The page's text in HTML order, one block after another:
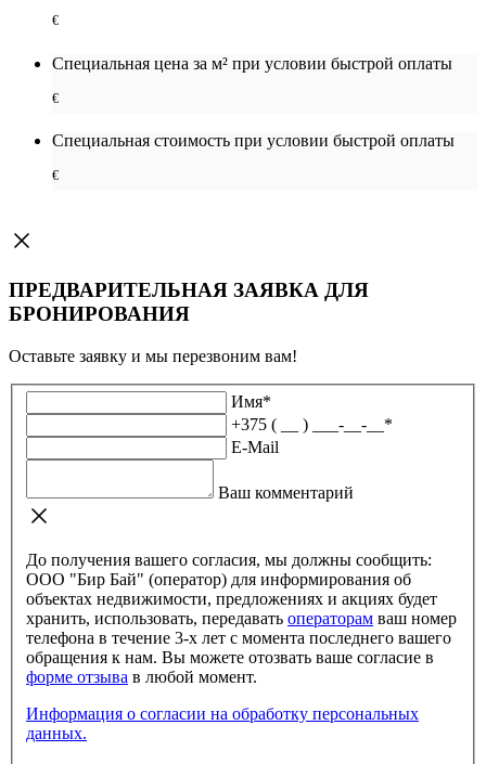
€
Специальная цена за м² при условии быстрой оплаты
€
Специальная cтоимость при условии быстрой оплаты
€
ПРЕДВАРИТЕЛЬНАЯ ЗАЯВКА ДЛЯ
БРОНИРОВАНИЯ
Оставьте заявку и мы перезвоним вам!
Имя*
+375 ( __ ) ___-__-__ *
E-Mail
Ваш комментарий
До получения вашего согласия, мы должны сообщить:
ООО "Бир Бай" (оператор) для информирования об
объектах недвижимости, предложениях и акциях будет
хранить, использовать, передавать операторам
телефона в течение 3-х лет с момента последнего вашего
обращения к нам. Вы можете отозвать ваше согласие в
форме отзыва
в любой момент.
Информация о согласии на обработку персональных
данных.